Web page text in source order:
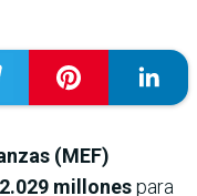
(MEF)
millonespara